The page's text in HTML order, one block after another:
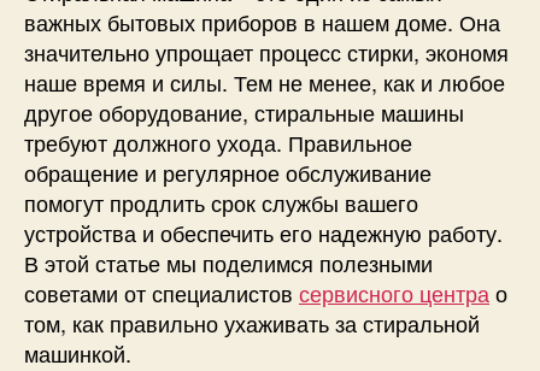
важных бытовых приборов в нашем доме. Она
значительно упрощает процесс стирки, экономя
наше время и силы. Тем не менее, как и любое
другое оборудование, стиральные машины
требуют должного ухода. Правильное
обращение и регулярное обслуживание
помогут продлить срок службы вашего
устройства и обеспечить его надежную работу.
В этой статье мы поделимся полезными
советами от специалистов сервисного центрао
том, как правильно ухаживать за стиральной
машинкой.